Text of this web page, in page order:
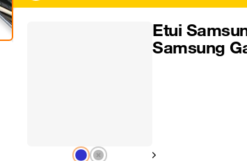
Pokaż następny
Etui
Samsung